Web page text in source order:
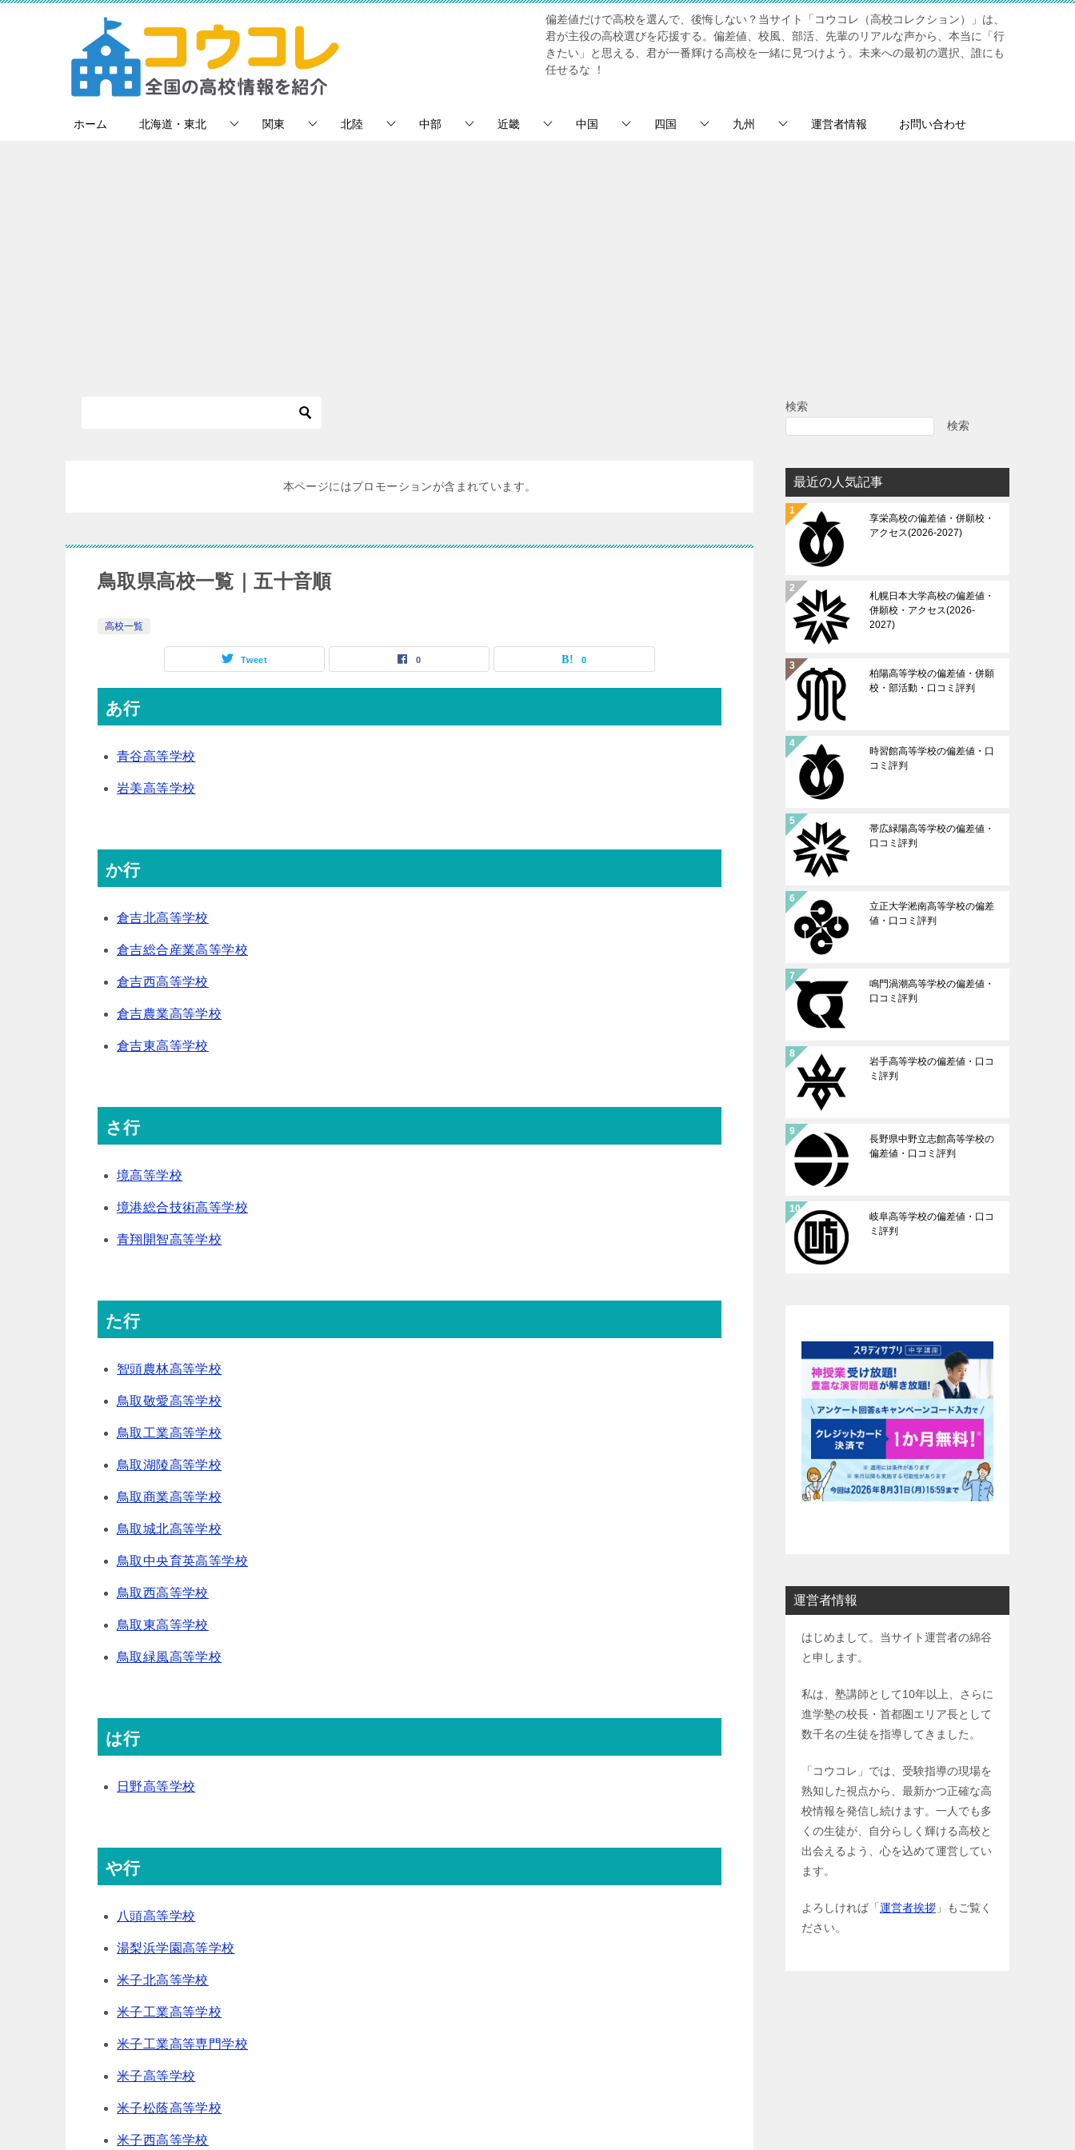
偏差値だけで高校を選んで、後悔しない？当サイト「コウコレ（高校コレクション）」は、
君が主役の高校選びを応援する。偏差値、校風、部活、先輩のリアルな声から、本当に「行
きたい」と思える、君が一番輝ける高校を一緒に見つけよう。未来への最初の選択、誰にも
任せるな ！
ホーム 北海道・東北 関東 北陸 中部 近畿 中国 四国 九州 運営者情報 お問い合わせ
本ページにはプロモーションが含まれています。
鳥取県高校一覧｜五十音順
高校一覧
Tweet 0 0
あ行
青谷高等学校
岩美高等学校
か行
倉吉北高等学校
倉吉総合産業高等学校
倉吉西高等学校
倉吉農業高等学校
倉吉東高等学校
さ行
境高等学校
境港総合技術高等学校
青翔開智高等学校
た行
智頭農林高等学校
鳥取敬愛高等学校
鳥取工業高等学校
鳥取湖陵高等学校
鳥取商業高等学校
鳥取城北高等学校
鳥取中央育英高等学校
鳥取西高等学校
鳥取東高等学校
鳥取緑風高等学校
は行
日野高等学校
や行
八頭高等学校
湯梨浜学園高等学校
米子北高等学校
米子工業高等学校
米子工業高等専門学校
米子高等学校
米子松蔭高等学校
米子西高等学校
検索
検索
最近の人気記事
享栄高校の偏差値・併願校・
アクセス(2026-2027)
札幌日本大学高校の偏差値・
併願校・アクセス(2026-
2027)
柏陽高等学校の偏差値・併願
校・部活動・口コミ評判
時習館高等学校の偏差値・口
コミ評判
帯広緑陽高等学校の偏差値・
口コミ評判
立正大学淞南高等学校の偏差
値・口コミ評判
鳴門渦潮高等学校の偏差値・
口コミ評判
岩手高等学校の偏差値・口コ
ミ評判
長野県中野立志館高等学校の
偏差値・口コミ評判
岐阜高等学校の偏差値・口コ
ミ評判
運営者情報
はじめまして。当サイト運営者の綿谷
と申します。
私は、塾講師として10年以上、さらに
進学塾の校長・首都圏エリア長として
数千名の生徒を指導してきました。
「コウコレ」では、受験指導の現場を
熟知した視点から、最新かつ正確な高
校情報を発信し続けます。一人でも多
くの生徒が、自分らしく輝ける高校と
出会えるよう、心を込めて運営してい
ます。
よろしければ「運営者挨拶 」もご覧く
ださい。